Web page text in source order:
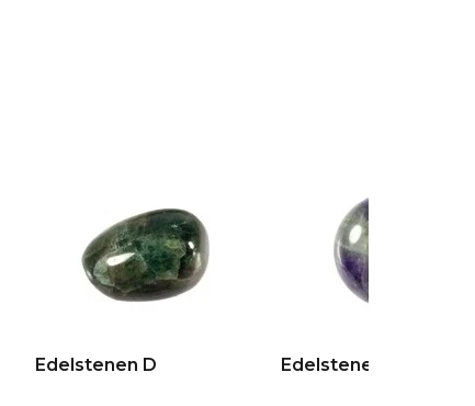
Edelstenen D Edelstenen E + F